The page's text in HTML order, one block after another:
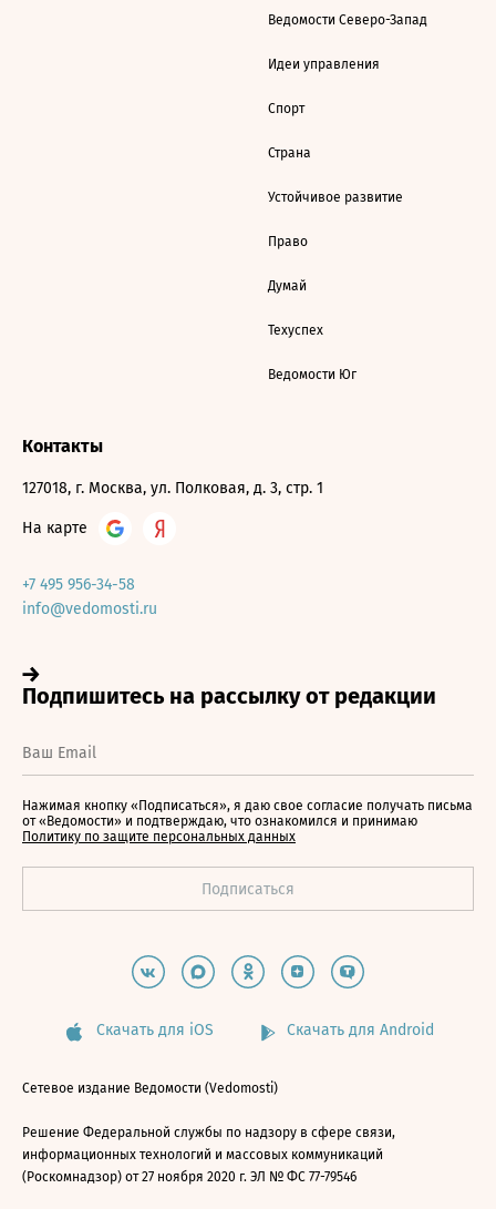
Ведомости Северо-Запад
Идеи управления
Спорт
Страна
Устойчивое развитие
Право
Думай
Техуспех
Ведомости Юг
Контакты
127018, г. Москва, ул. Полковая, д. 3, стр. 1
На карте
+7 495 956-34-58
info@vedomosti.ru
Нажимая кнопку «Подписаться», я даю свое согласие получать письма
от «Ведомости» и подтверждаю, что ознакомился и принимаю
Политику по защите персональных данных
Скачать для iOS Скачать для Android
Сетевое издание Ведомости (Vedomosti)
Решение Федеральной службы по надзору в сфере связи,
информационных технологий и массовых коммуникаций
(Роскомнадзор) от 27 ноября 2020 г. ЭЛ № ФС 77-79546